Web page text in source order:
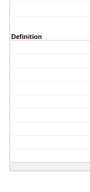
Definition